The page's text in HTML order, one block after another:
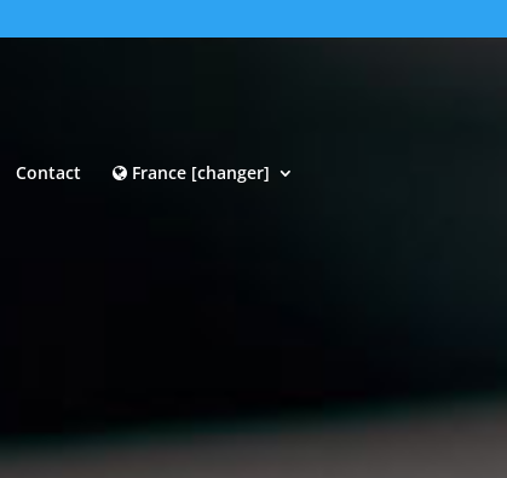
Contact France [changer]